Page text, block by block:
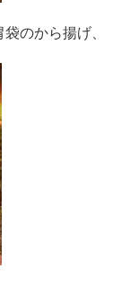
のから揚げ、